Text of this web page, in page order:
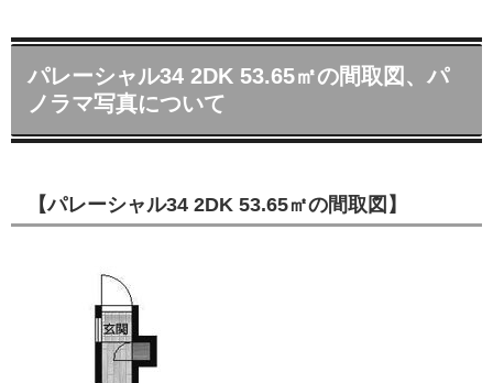
パレーシャル34 2DK 53.65㎡の間取図、パ
ノラマ写真について
【パレーシャル34 2DK 53.65㎡の間取図】